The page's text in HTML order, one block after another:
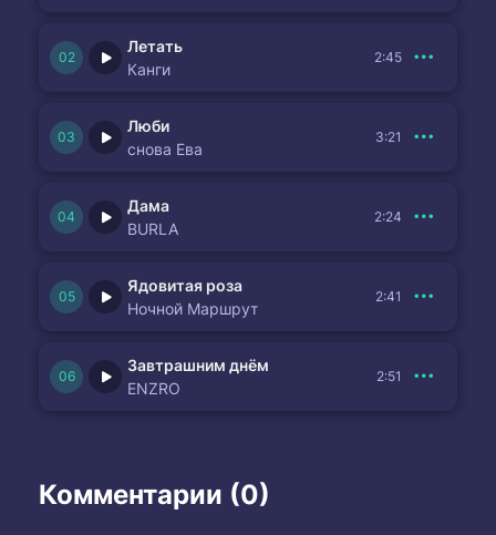
Летать
Канги
2:45
Люби
снова Ева
3:21
Дама
BURLA
2:24
Ядовитая роза
Ночной Маршрут
2:41
Завтрашним днём
ENZRO
2:51
Комментарии (0)